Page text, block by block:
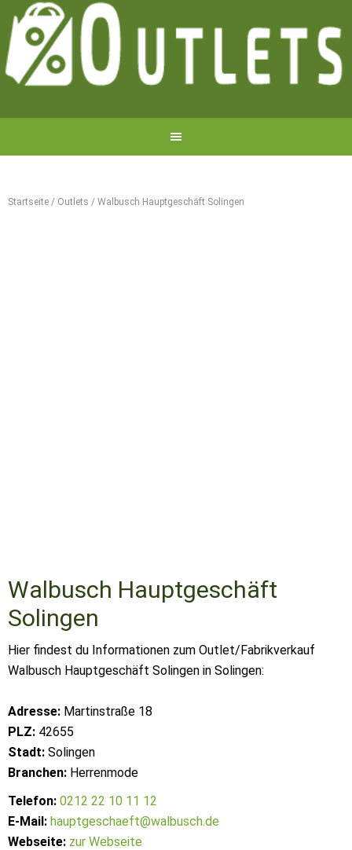
Startseite / Outlets / Walbusch Hauptgeschäft Solingen
Walbusch Hauptgeschäft
Solingen
Hier findest du Informationen zum Outlet/Fabrikverkauf
Walbusch Hauptgeschäft Solingen in Solingen:
Adresse: Martinstraße 18
PLZ: 42655
Stadt: Solingen
Branchen: Herrenmode
Telefon: 0212 22 10 11 12
E-Mail: hauptgeschaeft@walbusch.de
Webseite: zur Webseite